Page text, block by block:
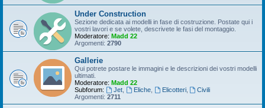
Under Construction
Sezione dedicata ai modelli in fase di costruzione. Postate qui i
vostri lavori e se volete, descrivete le fasi del montaggio.
Moderatore: Madd 22
Argomenti: 2790
Gallerie
Qui potrete postare le immagini e le descrizioni dei vostri modelli
ultimati.
Moderatore: Madd 22
Subforum:
Jet, Eliche, Elicotteri,
Civili
Argomenti: 2711